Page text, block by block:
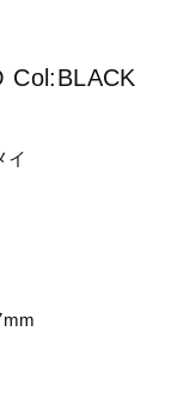
Col:BLACK
イ